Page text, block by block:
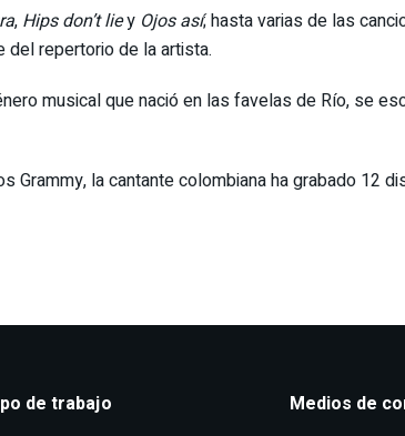
, Hips don’t liey Ojos así; hasta varias de las
del repertorio de la artista.
musical que nació en las favelas de Río, se
Grammy, la cantante colombiana ha grabado
de trabajo Medios de